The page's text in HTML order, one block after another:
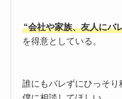
“会社や家族、友人にバ
を得意としている。
誰にもバレずにひっそり